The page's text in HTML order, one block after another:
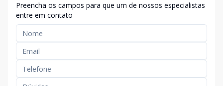
Preencha os campos para que um de nossos especialistas
entre em contato